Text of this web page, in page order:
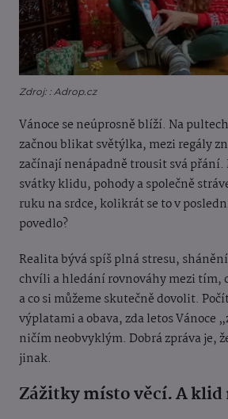
Zdroj: : Adrop.cz
Vánoce se neúprosně blíží. Na
začnou blikat světýlka, mezi regály
začínají nenápadně trousit svá
svátky klidu, pohody a společně
ruku na srdce, kolikrát se to v
povedlo?
Realita bývá spíš plná stresu,
chvíli a hledání rovnováhy mezi tím,
a co si můžeme skutečně dovolit.
výplatami a obava, zda letos Vánoce
ničím neobvyklým. Dobrá zpráva je,
jinak.
Zážitky místo věcí. A